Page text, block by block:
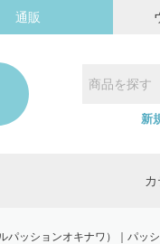
通販
新
パッションオキナワ）｜パッ